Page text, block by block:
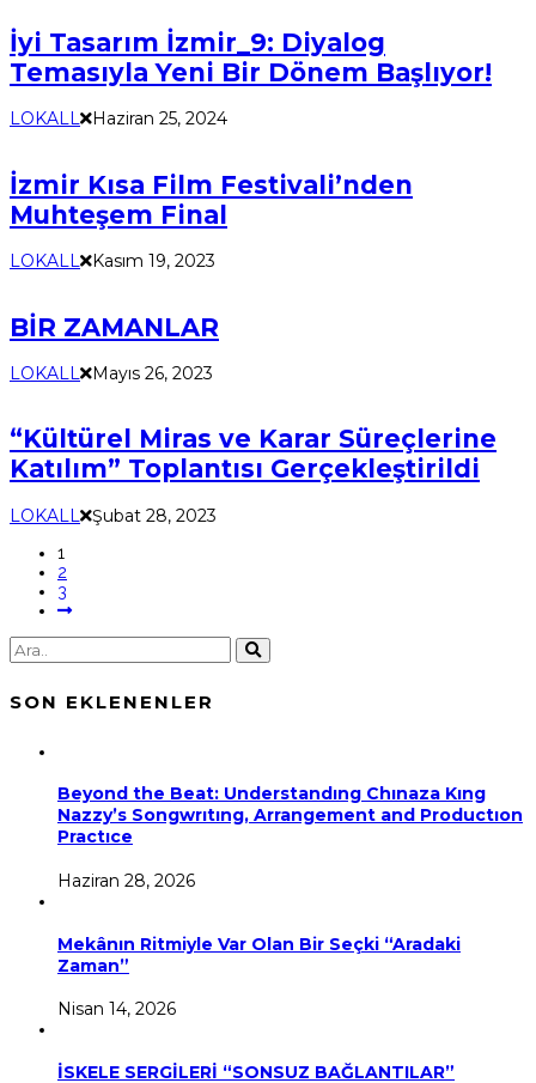
İyi Tasarım İzmir_9: Diyalog
Temasıyla Yeni Bir Dönem Başlıyor!
LOKALL Haziran 25, 2024
İzmir Kısa Film Festivali’nden
Muhteşem Final
LOKALL Kasım 19, 2023
BİR ZAMANLAR
LOKALL Mayıs 26, 2023
“Kültürel Miras ve Karar Süreçlerine
Katılım” Toplantısı Gerçekleştirildi
LOKALL Şubat 28, 2023
1
2
3
SON EKLENENLER
Beyond the Beat: Understandıng Chınaza Kıng
Nazzy’s Songwrıtıng, Arrangement and Productıon
Practıce
Haziran 28, 2026
Mekânın Ritmiyle Var Olan Bir Seçki “Aradaki
Zaman”
Nisan 14, 2026
İSKELE SERGİLERİ “SONSUZ BAĞLANTILAR”